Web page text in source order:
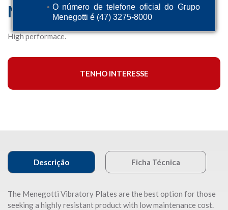
O número de telefone oficial do Grupo
Menegotti é (47) 3275-8000
MPR 125
High performace.
TENHO INTERESSE
Descrição Ficha Técnica
The Menegotti Vibratory Plates are the best option for those
seeking a highly resistant product with low maintenance cost.